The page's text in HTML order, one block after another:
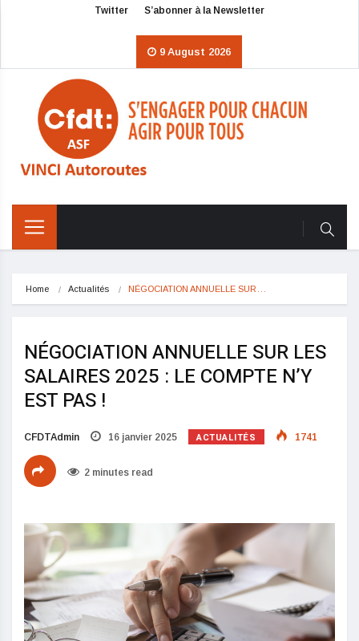
Twitter S’abonner à la Newsletter
9 August 2026
Home Actualités NÉGOCIATION ANNUELLE SUR…
NÉGOCIATION ANNUELLE SUR LES
SALAIRES 2025 : LE COMPTE N’Y
EST PAS !
CFDTAdmin 16 janvier 2025 ACTUALITÉS 1741
2 minutes read